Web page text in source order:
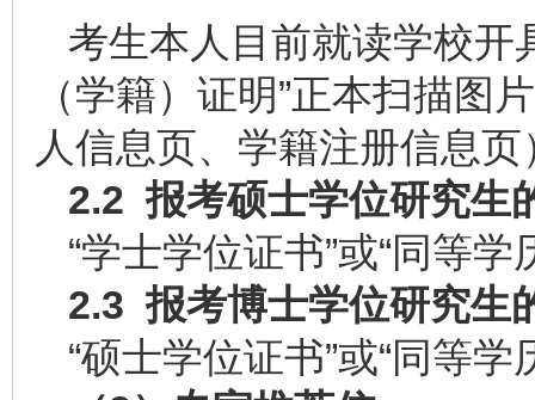
考生本人目前就读学校开
（学籍）证明”正本扫描图
人信息页、学籍注册信息
2.2报考硕士学位研究生
“学士学位证书”或“同等
2.3报考博士学位研究生
“硕士学位证书”或“同等